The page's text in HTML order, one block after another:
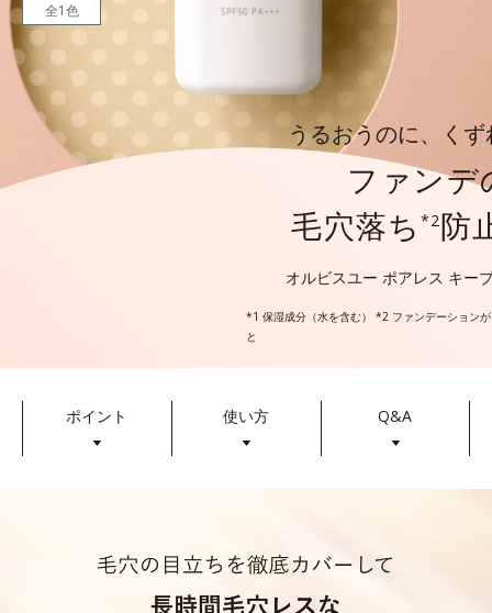
全1色
うるおうのに、く
ファンデ
毛穴落ち *2防
オルビスユー ポアレス キー
*1 保湿成分（水を含む） *2 ファンデーション
と
ポイント
▼
使い方
▼
Q&A
▼